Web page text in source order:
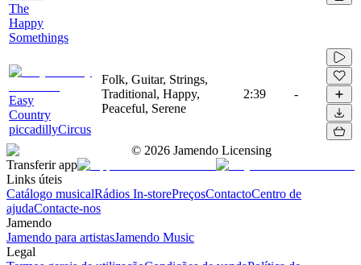
The
Happy
Somethings
Easy
Country
piccadillyCircus
Folk, Guitar, Strings,
Traditional, Happy,
Peaceful, Serene
2:39 -
© 2026 Jamendo Licensing
Transferir app
Links úteis
Catálogo musicalRádios In-storePreçosContactoCentro de
ajudaContacte-nos
Jamendo
Jamendo para artistasJamendo Music
Legal